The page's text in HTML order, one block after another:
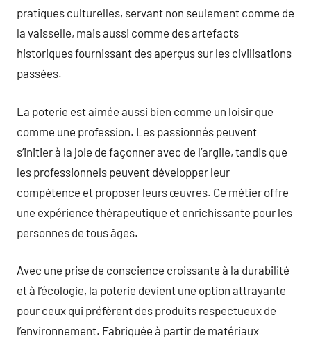
pratiques culturelles, servant non seulement comme de
la vaisselle, mais aussi comme des artefacts
historiques fournissant des aperçus sur les civilisations
passées.
La poterie est aimée aussi bien comme un loisir que
comme une profession. Les passionnés peuvent
s’initier à la joie de façonner avec de l’argile, tandis que
les professionnels peuvent développer leur
compétence et proposer leurs œuvres. Ce métier offre
une expérience thérapeutique et enrichissante pour les
personnes de tous âges.
Avec une prise de conscience croissante à la durabilité
et à l’écologie, la poterie devient une option attrayante
pour ceux qui préfèrent des produits respectueux de
l’environnement. Fabriquée à partir de matériaux